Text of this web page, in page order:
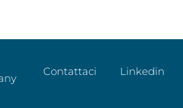
Contattaci Linkedin